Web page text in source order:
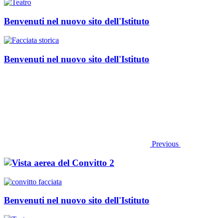
Benvenuti nel nuovo sito dell'Istituto
Benvenuti nel nuovo sito dell'Istituto
Previous
Benvenuti nel nuovo sito dell'Istituto